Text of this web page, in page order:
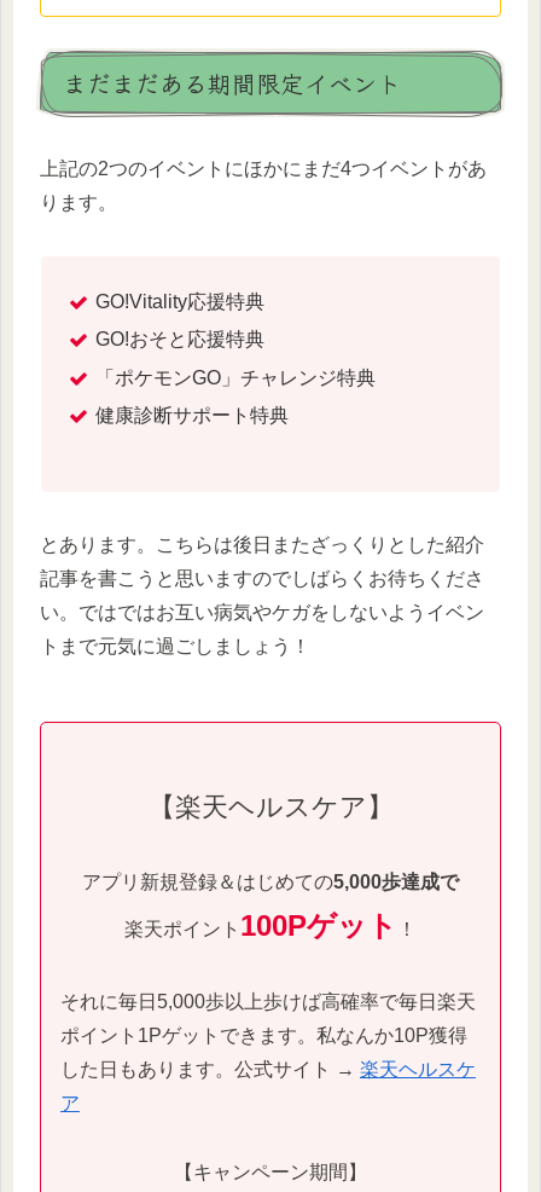
まだまだある期間限定イベント
上記の2つのイベントにほかにまだ4つイベントがあ
ります。
GO!Vitality応援特典
GO!おそと応援特典
「ポケモンGO」チャレンジ特典
健康診断サポート特典
とあります。こちらは後日またざっくりとした紹介
記事を書こうと思いますのでしばらくお待ちくださ
い。ではではお互い病気やケガをしないようイベン
トまで元気に過ごしましょう！
【楽天ヘルスケア】
アプリ新規登録＆はじめての5,000歩達成で
楽天ポイント 100Pゲット ！
それに毎日5,000歩以上歩けば高確率で毎日楽天
ポイント1Pゲットできます。私なんか10P獲得
した日もあります。公式サイト → 楽天ヘルスケ
ア
【キャンペーン期間】